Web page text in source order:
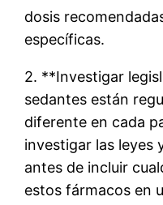
dosis
específicas.
2. **Investigar
sedantes están
diferente en cada
investigar las leyes
antes de incluir
estos fármacos en